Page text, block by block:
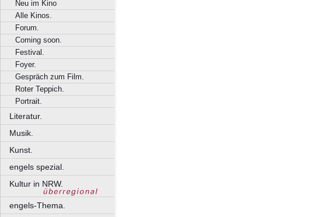
Neu im Kino
Alle Kinos.
Forum.
Coming soon.
Festival.
Foyer.
Gespräch zum Film.
Roter Teppich.
Portrait.
Literatur.
Musik.
Kunst.
engels spezial.
Kultur in NRW.
engels-Thema.